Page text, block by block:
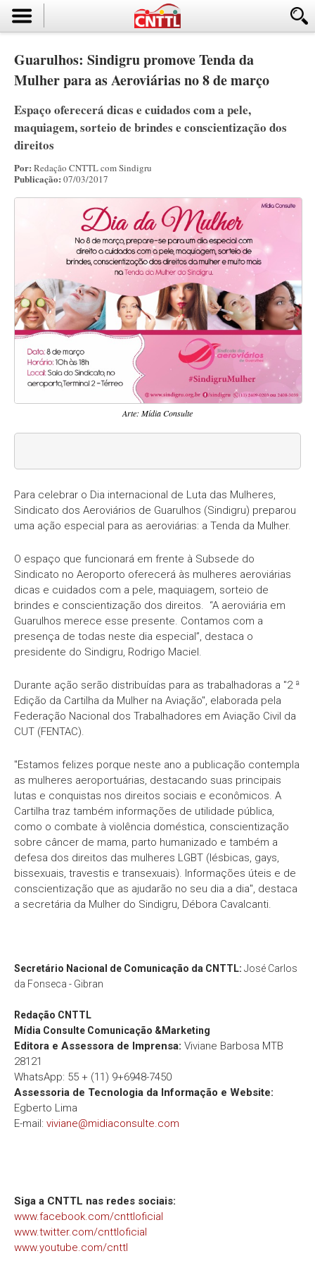
Guarulhos: Sindigru promove Tenda da
Mulher para as Aeroviárias no 8 de março
Espaço oferecerá dicas e cuidados com a pele,
maquiagem, sorteio de brindes e conscientização dos
direitos
Por: Redação CNTTL com Sindigru
Publicação: 07/03/2017
Arte: Mídia Consulte
Para celebrar o Dia internacional de Luta das Mulheres,
Sindicato dos Aeroviários de Guarulhos (Sindigru) preparou
uma ação especial para as aeroviárias: a Tenda da Mulher.
O espaço que funcionará em frente à Subsede do
Sindicato no Aeroporto oferecerá às mulheres aeroviárias
dicas e cuidados com a pele, maquiagem, sorteio de
brindes e conscientização dos direitos. “A aeroviária em
Guarulhos merece esse presente. Contamos com a
presença de todas neste dia especial”, destaca o
presidente do Sindigru, Rodrigo Maciel.
Durante ação serão distribuídas para as trabalhadoras a "2 ª
Edição da Cartilha da Mulher na Aviação", elaborada pela
Federação Nacional dos Trabalhadores em Aviação Civil da
CUT (FENTAC).
"Estamos felizes porque neste ano a publicação contempla
as mulheres aeroportuárias, destacando suas principais
lutas e conquistas nos direitos sociais e econômicos. A
Cartilha traz também informações de utilidade pública,
como o combate à violência doméstica, conscientização
sobre câncer de mama, parto humanizado e também a
defesa dos direitos das mulheres LGBT (lésbicas, gays,
bissexuais, travestis e transexuais). Informações úteis e de
conscientização que as ajudarão no seu dia a dia", destaca
a secretária da Mulher do Sindigru, Débora Cavalcanti.
Secretário Nacional de Comunicação da CNTTL: José Carlos
da Fonseca - Gibran
Redação CNTTL
Mídia Consulte Comunicação &Marketing
Editora e Assessora de Imprensa: Viviane Barbosa MTB
28121
WhatsApp: 55 + (11) 9+6948-7450
Assessoria de Tecnologia da Informação e Website:
Egberto Lima
E-mail: viviane@midiaconsulte.com
Siga a CNTTL nas redes sociais:
www.facebook.com/cnttloficial
www.twitter.com/cnttloficial
www.youtube.com/cnttl